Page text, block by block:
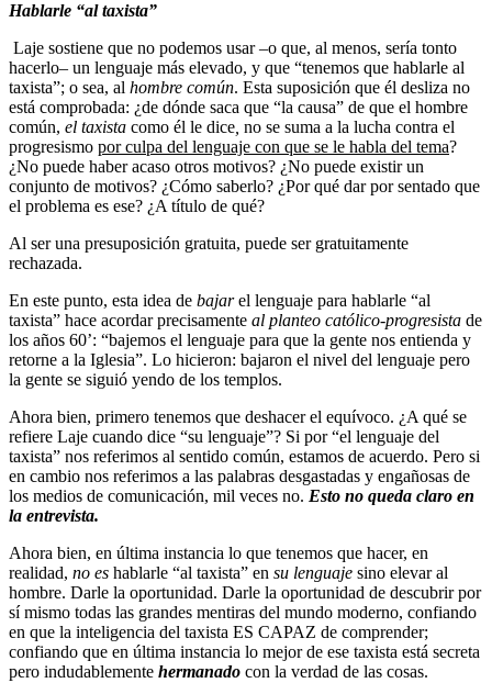
Hablarle “al taxista”
Laje sostiene que no podemos usar –o que, al menos, sería tonto
hacerlo– un lenguaje más elevado, y que “tenemos que hablarle al
taxista”; o sea, al hombre común. Esta suposición que él desliza no
está comprobada: ¿de dónde saca que “la causa” de que el hombre
común, el taxista como él le dice no se suma a la lucha contra el
progresismo por culpa del lenguaje con que se le habla del tema?
¿No puede haber acaso otros motivos? ¿No puede existir un
conjunto de motivos? ¿Cómo saberlo? ¿Por qué dar por sentado que
el problema es ese? ¿A título de qué?
Al ser una presuposición gratuita, puede ser gratuitamente
rechazada.
En este punto, esta idea de bajarel lenguaje para hablarle “al
taxista” hace acordar precisamente al planteo católico-progresista de
los años 60’: “bajemos el lenguaje para que la gente nos entienda y
retorne a la Iglesia”. Lo hicieron: bajaron el nivel del lenguaje pero
la gente se siguió yendo de los templos.
Ahora bien, primero tenemos que deshacer el equívoco. ¿A qué se
refiere Laje cuando dice “su lenguaje”? Si por “el lenguaje del
taxista” nos referimos al sentido común, estamos de acuerdo. Pero si
en cambio nos referimos a las palabras desgastadas y engañosas de
los medios de comunicación, mil veces no. Esto no queda claro en
la entrevista.
Ahora bien, en última instancia lo que tenemos que hacer, en
realidad, no es hablarle “al taxista” en su lenguaje sino elevar al
hombre. Darle la oportunidad. Darle la oportunidad de descubrir por
sí mismo todas las grandes mentiras del mundo moderno, confiando
en que la inteligencia del taxista ES CAPAZ de comprender;
confiando que en última instancia lo mejor de ese taxista está secreta
pero indudablemente hermanado con la verdad de las cosas.